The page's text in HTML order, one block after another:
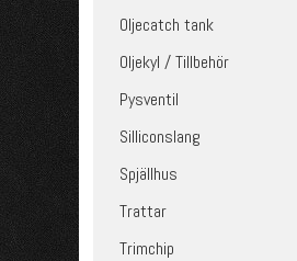
Oljecatch tank
Oljekyl / Tillbehör
Pysventil
Silliconslang
Spjällhus
Trattar
Trimchip